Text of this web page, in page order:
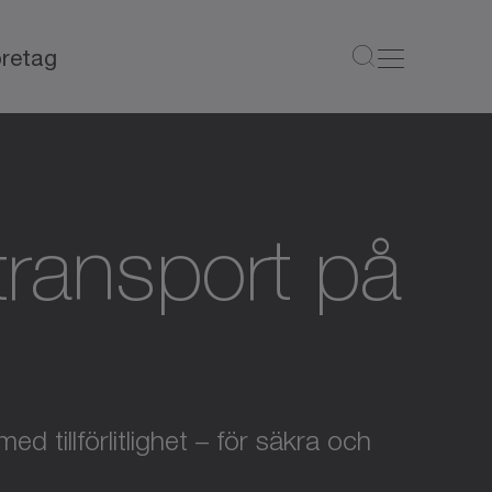
på
tillförlitlighet – för säkra och